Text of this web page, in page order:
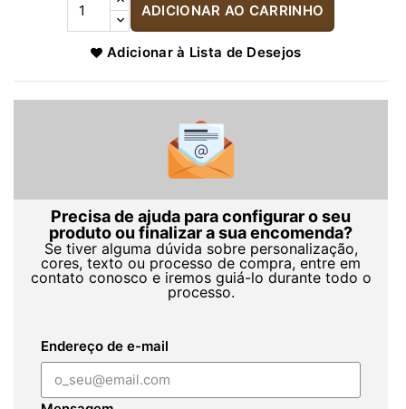
ADICIONAR AO CARRINHO
Adicionar à Lista de Desejos
Precisa de ajuda para configurar o seu
produto ou finalizar a sua encomenda?
Se tiver alguma dúvida sobre personalização,
cores, texto ou processo de compra, entre em
contato conosco e iremos guiá-lo durante todo o
processo.
Endereço de e-mail